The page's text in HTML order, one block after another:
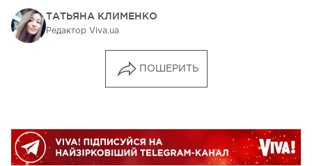
ТАТЬЯНА КЛИМЕНКО
Редактор Viva.ua
ПОШЕРИТЬ